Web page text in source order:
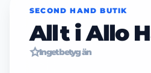
SECOND HAND BUTIK
Allt i Allo
Inget betyg än